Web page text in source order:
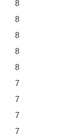
8
8
8
8
8
7
7
7
7